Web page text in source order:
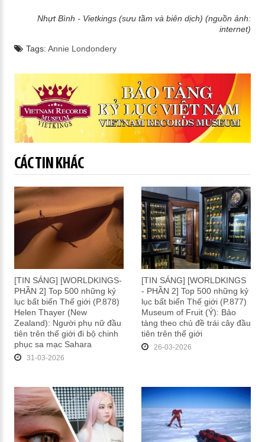
Nhựt Bình - Vietkings (sưu tầm và biên dịch) (nguồn ảnh:
internet)
Tags: Annie Londondery
CÁC TIN KHÁC
[TIN SÁNG] [WORLDKINGS-
PHẦN 2] Top 500 những kỷ
lục bất biến Thế giới (P.878)
Helen Thayer (New
Zealand): Người phụ nữ đầu
tiên trên thế giới đi bộ chinh
phục sa mạc Sahara
31-03-2026
[TIN SÁNG] [WORLDKINGS
- PHẦN 2] Top 500 những kỷ
lục bất biến Thế giới (P.877)
Museum of Fruit (Ý): Bảo
tàng theo chủ đề trái cây đầu
tiên trên thế giới
26-03-2026